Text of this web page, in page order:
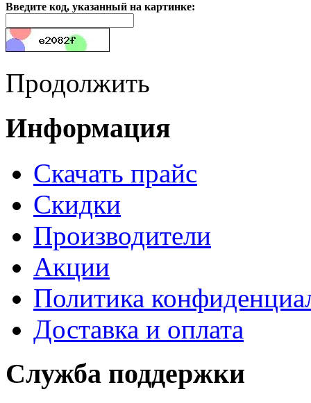
Введите код, указанный на картинке:
Продолжить
Информация
Cкачать прайс
Скидки
Производители
Акции
Политика
Доставка и оплата
Служба поддержки